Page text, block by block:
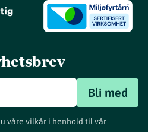
Bli med
våre vilkår i henhold til vår